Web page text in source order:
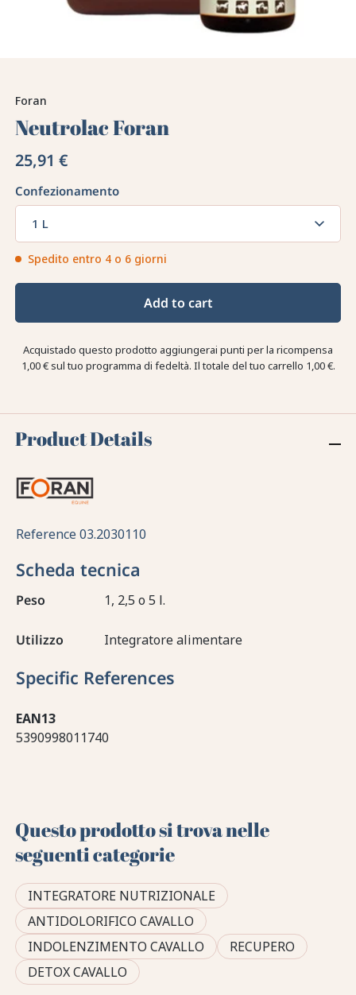
Foran
Neutrolac Foran
25,91 €
Confezionamento
1 L
Spedito entro 4 o 6 giorni
Add to cart
Acquistado questo prodotto aggiungerai punti per la ricompensa
1,00 €sul tuo programma di fedeltà. Il totale del tuo carrello 1,00 €.
Product Details
Reference03.2030110
Scheda tecnica
Peso 1, 2,5 o 5 l.
Utilizzo Integratore alimentare
Specific References
EAN13
5390998011740
Questo prodotto si trova nelle
seguenti categorie
INTEGRATORE NUTRIZIONALE
ANTIDOLORIFICO CAVALLO
INDOLENZIMENTO CAVALLO
RECUPERO
DETOX CAVALLO